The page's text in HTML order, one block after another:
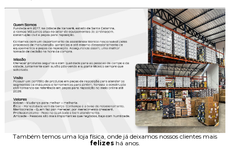
Também temos uma loja física, onde já deixamos nossos clientes mais
felizeshá anos.